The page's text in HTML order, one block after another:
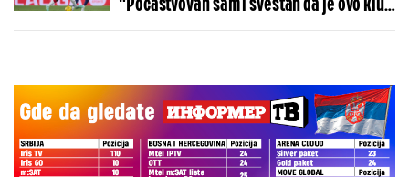
"Počastvovan sam i svestan da je ovo klub
sa velikom istorijom"